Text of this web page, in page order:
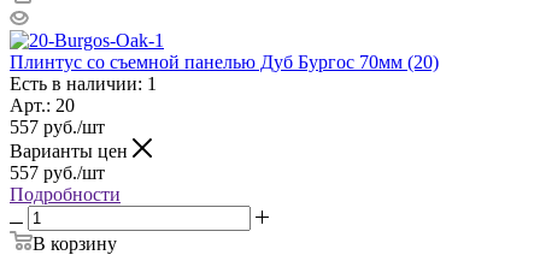
Плинтус со съемной панелью Дуб Бургос 70мм (20)
Есть в наличии: 1
Арт.: 20
557 руб./шт
Варианты цен
557 руб./шт
Подробности
В корзину